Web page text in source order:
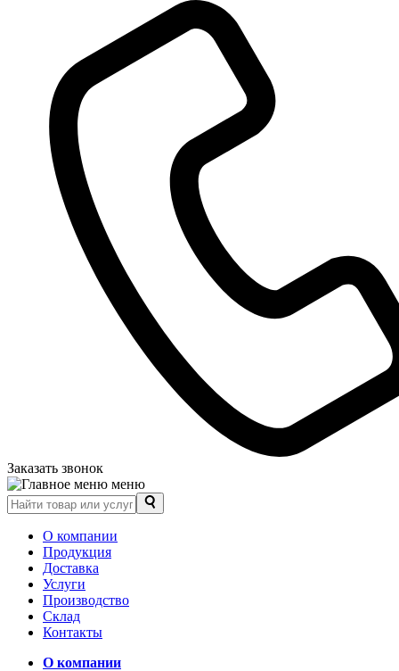
Заказать звонок
меню
О компании
Продукция
Доставка
Услуги
Производство
Склад
Контакты
О компании